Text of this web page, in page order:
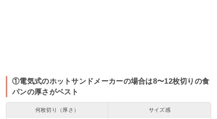
①電気式のホットサンドメーカーの場合は8〜12枚切りの食
パンの厚さがベスト
何枚切り（厚さ） サイズ感